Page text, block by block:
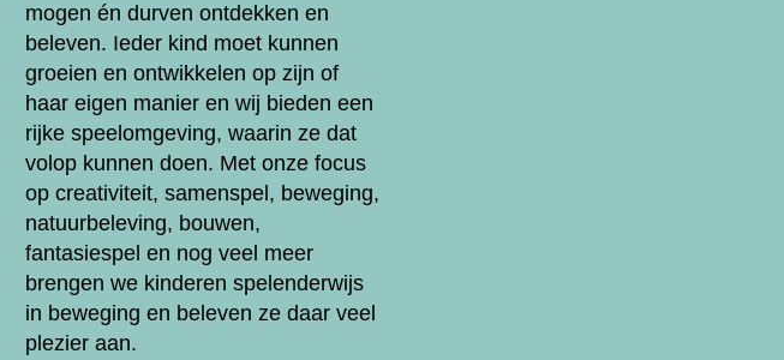
mogen én durven ontdekken en
beleven. Ieder kind moet kunnen
groeien en ontwikkelen op zijn of
haar eigen manier en wij bieden een
rijke speelomgeving, waarin ze dat
volop kunnen doen. Met onze focus
op creativiteit, samenspel, beweging,
natuurbeleving, bouwen,
fantasiespel en nog veel meer
brengen we kinderen spelenderwijs
in beweging en beleven ze daar veel
plezier aan.